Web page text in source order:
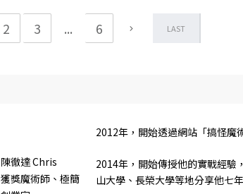
2 3 ... 6 LAST
陳徹達 Chris
獲獎魔術師、極簡
2012年，開始透過網站「搞怪魔
2014年，開始傳授他的實戰經驗
山大學、長榮大學等地分享他七